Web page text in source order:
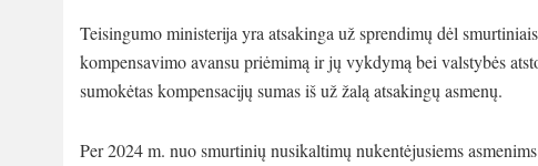
Teisingumo ministerija yra atsakinga už sprendimų dėl
kompensavimo avansu priėmimą ir jų vykdymą bei valstybės
sumokėtas kompensacijų sumas iš už žalą atsakingų asmenų.
Per 2024 m. nuo smurtinių nusikaltimų nukentėjusiems